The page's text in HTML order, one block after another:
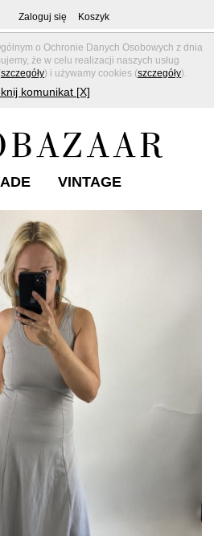
o Ochronie Danych Osobowych z dnia
że w celu realizacji naszych usług
szczegóły) i używamy cookies (szczegóły).
komunikat [X]
Zaloguj się Koszyk
VINTAGE